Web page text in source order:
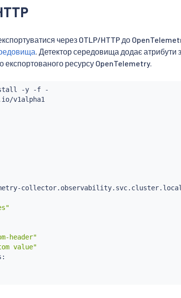
через OTLP/HTTP до
. Детектор середовища додає атрибути
експортованого ресурсу OpenTelemetry.
-y -f -
v1alpha1
collector.observability.svc.cluster.local
header"
value"